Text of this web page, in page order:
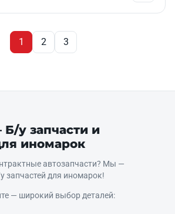
1 2 3
у запчасти и
иномарок
автозапчасти? Мы —
запчастей для иномарок!
— широкий выбор деталей: